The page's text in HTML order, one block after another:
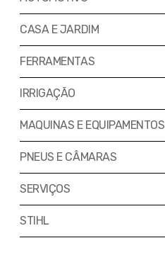
CASA E JARDIM
FERRAMENTAS
IRRIGAÇÃO
MAQUINAS E EQUIPAMENTOS
PNEUS E CÂMARAS
SERVIÇOS
STIHL